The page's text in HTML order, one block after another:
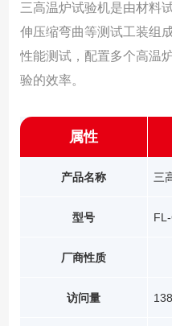
三高温炉试验机是由材料
伸压缩弯曲等测试工装组
性能测试，配置多个高温
验的效率。
属性
产品名称
型号
厂商性质
访问量
三